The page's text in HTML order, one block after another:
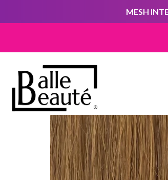
MESH